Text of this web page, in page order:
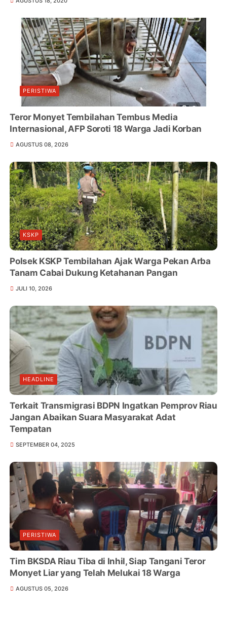
PERISTIWA
Teror Monyet Tembilahan Tembus Media
Internasional, AFP Soroti 18 Warga Jadi Korban
AGUSTUS 08, 2026
KSKP
Polsek KSKP Tembilahan Ajak Warga Pekan Arba
Tanam Cabai Dukung Ketahanan Pangan
JULI 10, 2026
HEADLINE
Terkait Transmigrasi BDPN Ingatkan Pemprov Riau
Jangan Abaikan Suara Masyarakat Adat
Tempatan
SEPTEMBER 04, 2025
PERISTIWA
Tim BKSDA Riau Tiba di Inhil, Siap Tangani Teror
Monyet Liar yang Telah Melukai 18 Warga
AGUSTUS 05, 2026